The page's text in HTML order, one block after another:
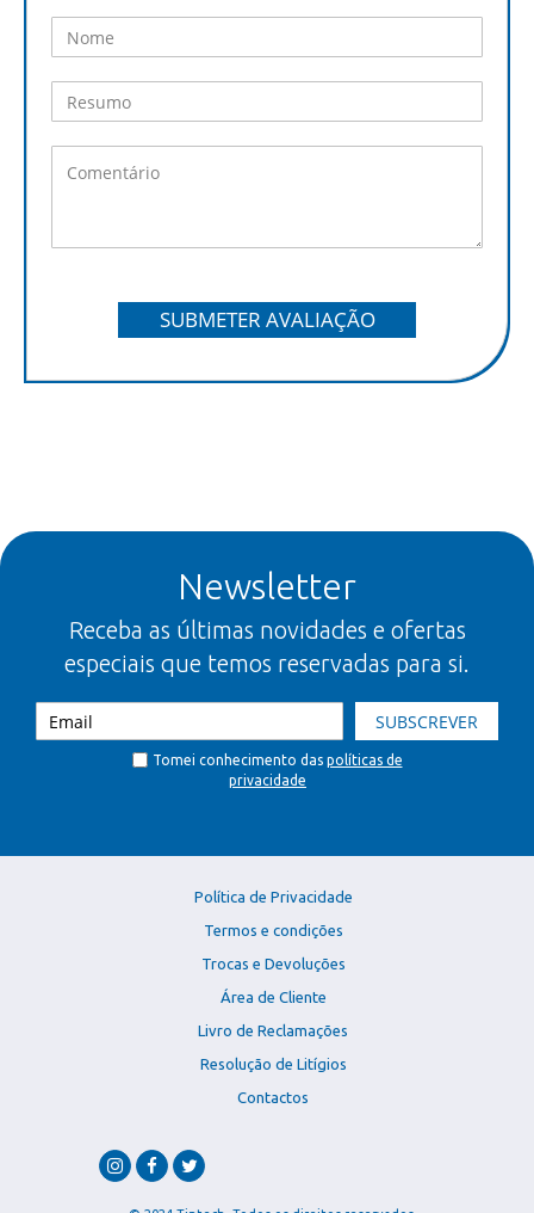
SUBMETER AVALIAÇÃO
Newsletter
Receba as últimas novidades e ofertas
especiais que temos reservadas para si.
SUBSCREVER
Tomei conhecimento das políticas de
privacidade
Política de Privacidade
Termos e condições
Trocas e Devoluções
Área de Cliente
Livro de Reclamações
Resolução de Litígios
Contactos